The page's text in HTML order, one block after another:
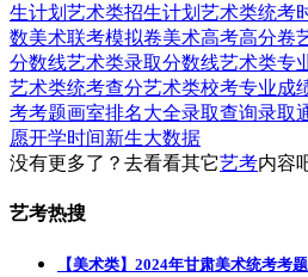
生计划 艺术类招生计划 艺术类统考
数美术联考模拟卷美术高考高分卷
分数线艺术类录取分数线艺术类专
艺术类统考查分艺术类校考专业成
考考题画室排名大全录取查询录取
愿开学时间新生大数据
没有更多了？去看看其它艺考内容
艺考热搜
【美术类】2024年甘肃美术统考考